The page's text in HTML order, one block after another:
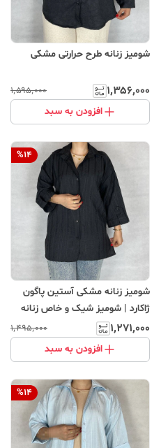
شومیز زنانه طرح حرارتی مشکی
۱٬۳۵۶٬۰۰۰ ۱٬۵۹۵٬۰۰۰
افزودن به سبد
%14
شومیز زنانه مشکی آستین پاگون
ژاکارد | شومیز شیک و خاص زنانه
۱٬۲۷۱٬۰۰۰ ۱٬۴۹۵٬۰۰۰
افزودن به سبد
%14